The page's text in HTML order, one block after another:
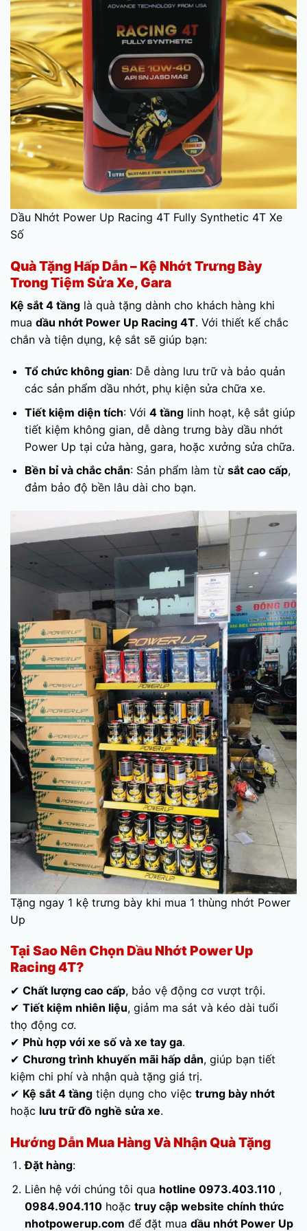
Dầu Nhớt Power Up Racing 4T Fully Synthetic 4T Xe
Số
Quà Tặng Hấp Dẫn – Kệ Nhớt Trưng Bày
Trong Tiệm Sửa Xe, Gara
Kệ sắt 4 tầng là quà tặng dành cho khách hàng khi
mua dầu nhớt Power Up Racing 4T. Với thiết kế chắc
chắn và tiện dụng, kệ sắt sẽ giúp bạn:
Tổ chức không gian: Dễ dàng lưu trữ và bảo quản
các sản phẩm dầu nhớt, phụ kiện sửa chữa xe.
Tiết kiệm diện tích: Với 4 tầnglinh hoạt, kệ sắt giúp
tiết kiệm không gian, dễ dàng trưng bày dầu nhớt
Power Up tại cửa hàng, gara, hoặc xưởng sửa chữa.
Bền bỉ và chắc chắn: Sản phẩm làm từ sắt cao cấp,
đảm bảo độ bền lâu dài cho bạn.
Tặng ngay 1 kệ trưng bày khi mua 1 thùng nhớt Power
Up
Tại Sao Nên Chọn Dầu Nhớt Power Up
Racing 4T?
✔ Chất lượng cao cấp, bảo vệ động cơ vượt trội.
✔ Tiết kiệm nhiên liệu, giảm ma sát và kéo dài tuổi
thọ động cơ.
✔ Phù hợp với xe số và xe tay ga.
✔ Chương trình khuyến mãi hấp dẫn, giúp bạn tiết
kiệm chi phí và nhận quà tặng giá trị.
✔ Kệ sắt 4 tầng tiện dụng cho việc trưng bày nhớt
hoặc lưu trữ đồ nghề sửa xe.
Hướng Dẫn Mua Hàng Và Nhận Quà Tặng
Đặt hàng:
Liên hệ với chúng tôi qua hotline 0973.403.110,
0984.904.110hoặc truy cập website chính thức
nhotpowerup.com để đặt mua dầu nhớt Power Up